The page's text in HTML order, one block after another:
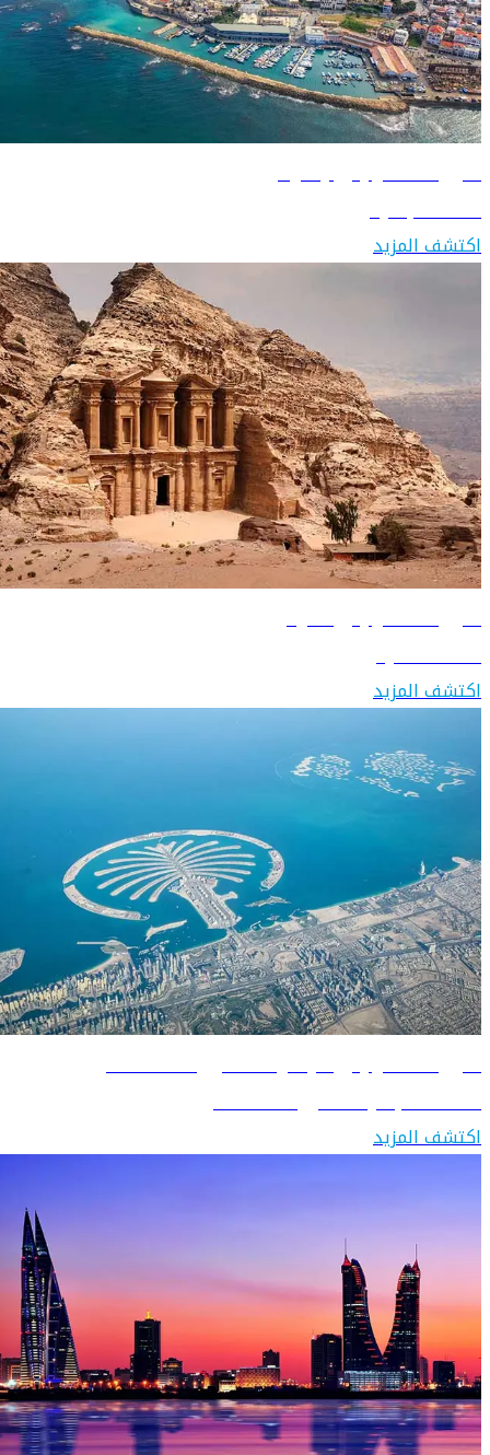
دليل السفر إلى إسرائيل
اكتشف إسرائيل
اكتشف المزيد
دليل السفر إلى الأردن
اكتشف الأردن
اكتشف المزيد
دليل السفر إلى الإمارات العربية المتحدة
اكتشف الإمارات العربية المتحدة
اكتشف المزيد